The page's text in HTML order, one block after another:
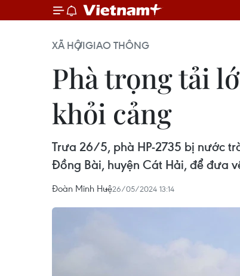
XÃ HỘIGIAO THÔNG
Phà trọng tải
khỏi cảng
Trưa 26/5, phà HP-2735 bị nước
Đồng Bài, huyện Cát Hải, để đưa
Đoàn Minh Huệ26/05/2024 13:14